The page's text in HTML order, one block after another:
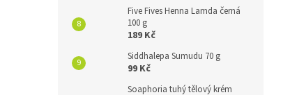
Five Fives Henna Lamda černá
100 g
189 Kč
Siddhalepa Sumudu 70 g
99 Kč
Soaphoria tuhý tělový krém